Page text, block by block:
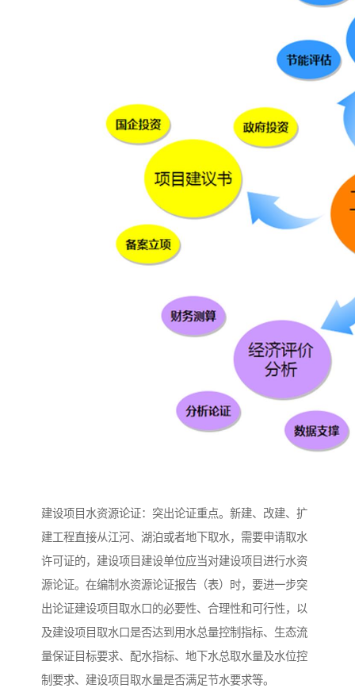
建设项目水资源论证：突出论证重点。新建、改建、扩
建工程直接从江河、湖泊或者地下取水，需要申请取水
许可证的，建设项目建设单位应当对建设项目进行水资
源论证。在编制水资源论证报告（表）时，要进一步突
出论证建设项目取水口的必要性、合理性和可行性，以
及建设项目取水口是否达到用水总量控制指标、生态流
量保证目标要求、配水指标、地下水总取水量及水位控
制要求、建设项目取水量是否满足节水要求等。